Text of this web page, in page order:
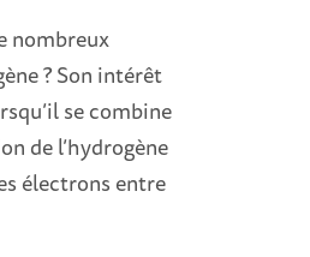
nombreux
? Son intérêt
se combine
de l’hydrogène
électrons entre